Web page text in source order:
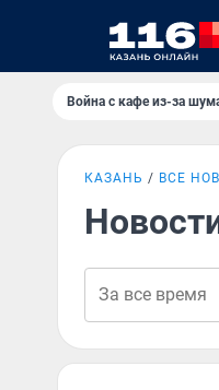
Война с кафе из-за
КАЗАНЬ ВСЕ